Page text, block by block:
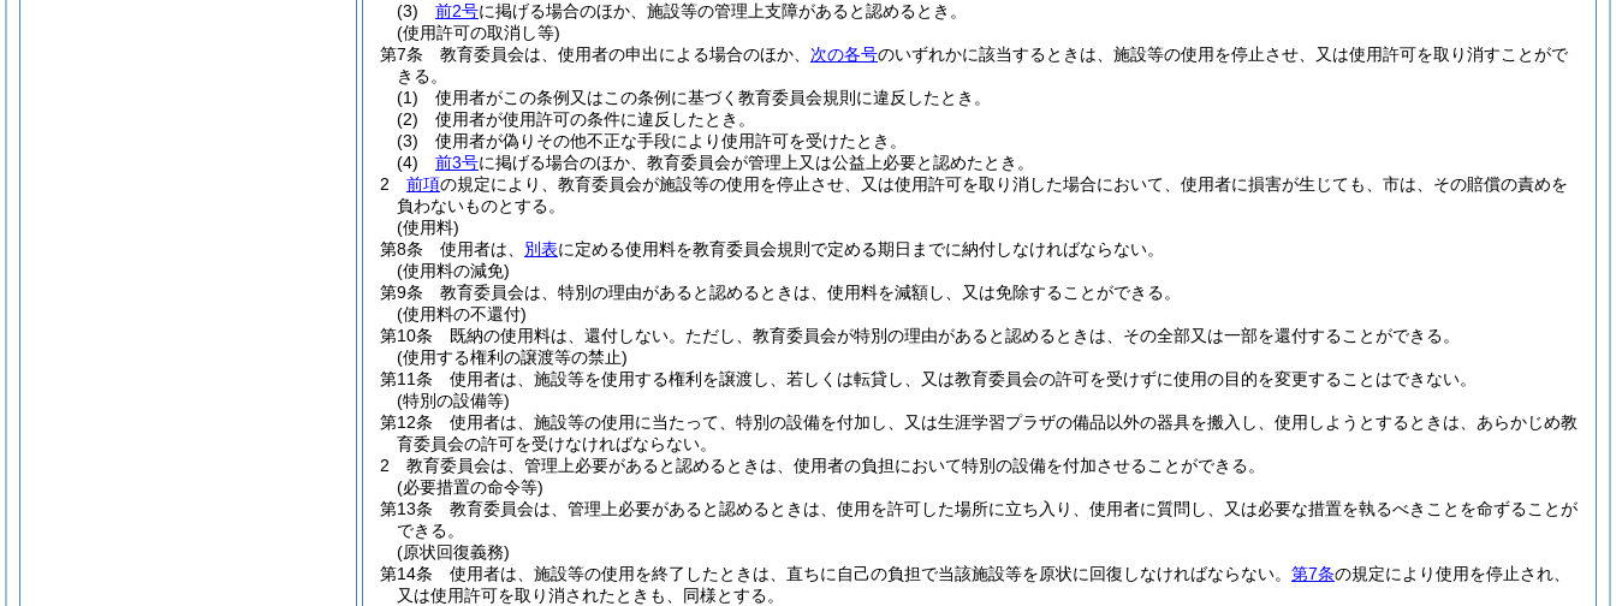
(3)
前2号に掲げる場合のほか、施設等の管理上支障があると認めるとき。
(使用許可の取消し等)
第7条
教育委員会は、使用者の申出による場合のほか、 次の各号のいずれかに該当するときは、施設等の使用を停止させ、又は使用許可を取り消すことがで
きる。
(1)
使用者がこの条例又はこの条例に基づく教育委員会規則に違反したとき。
(2)
使用者が使用許可の条件に違反したとき。
(3)
使用者が偽りその他不正な手段により使用許可を受けたとき。
(4)
前3号に掲げる場合のほか、教育委員会が管理上又は公益上必要と認めたとき。
2
前項の規定により、教育委員会が施設等の使用を停止させ、又は使用許可を取り消した場合において、使用者に損害が生じても、市は、その賠償の責めを
負わないものとする。
(使用料)
第8条
使用者は、 別表に定める使用料を教育委員会規則で定める期日までに納付しなければならない。
(使用料の減免)
第9条
教育委員会は、特別の理由があると認めるときは、使用料を減額し、又は免除することができる。
(使用料の不還付)
第10条
既納の使用料は、還付しない。 ただし、教育委員会が特別の理由があると認めるときは、その全部又は一部を還付することができる。
(使用する権利の譲渡等の禁止)
第11条
使用者は、施設等を使用する権利を譲渡し、若しくは転貸し、又は教育委員会の許可を受けずに使用の目的を変更することはできない。
(特別の設備等)
第12条
使用者は、施設等の使用に当たって、特別の設備を付加し、又は生涯学習プラザの備品以外の器具を搬入し、使用しようとするときは、あらかじめ教
育委員会の許可を受けなければならない。
2
教育委員会は、管理上必要があると認めるときは、使用者の負担において特別の設備を付加させることができる。
(必要措置の命令等)
第13条
教育委員会は、管理上必要があると認めるときは、使用を許可した場所に立ち入り、使用者に質問し、又は必要な措置を執るべきことを命ずることが
できる。
(原状回復義務)
第14条
使用者は、施設等の使用を終了したときは、直ちに自己の負担で当該施設等を原状に回復しなければならない。 第7条の規定により使用を停止され、
又は使用許可を取り消されたときも、同様とする。